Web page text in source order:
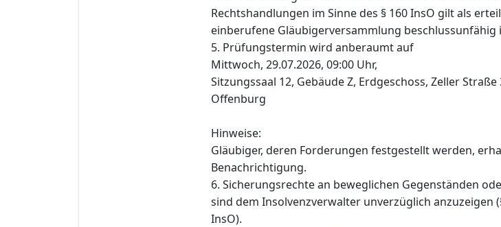
Rechtshandlungen im Sinne des § 160 InsO gilt als
einberufene Gläubigerversammlung beschlussunfähig
5. Prüfungstermin wird anberaumt auf
Mittwoch, 29.07.2026, 09:00 Uhr,
Sitzungssaal 12, Gebäude Z, Erdgeschoss, Zeller Straße
Offenburg
Hinweise:
Gläubiger, deren Forderungen festgestellt werden,
Benachrichtigung.
6. Sicherungsrechte an beweglichen Gegenständen
sind dem Insolvenzverwalter unverzüglich anzuzeigen
InsO).